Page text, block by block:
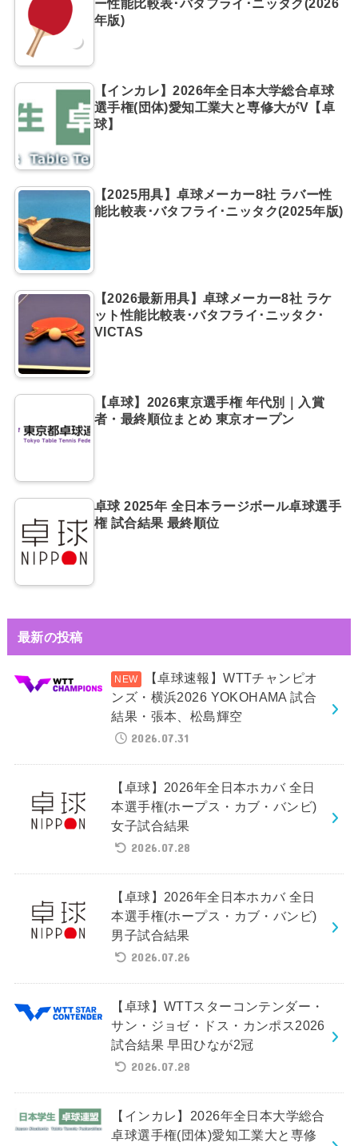
ー性能比較表･バタフライ･ニッタク(2026
年版)
【インカレ】2026年全日本大学総合卓球
選手権(団体)愛知工業大と専修大がV【卓
球】
【2025用具】卓球メーカー8社 ラバー性
能比較表･バタフライ･ニッタク(2025年版)
【2026最新用具】卓球メーカー8社 ラケ
ット性能比較表･バタフライ･ニッタク･
VICTAS
【卓球】2026東京選手権 年代別｜入賞
者・最終順位まとめ 東京オープン
卓球 2025年 全日本ラージボール卓球選手
権 試合結果 最終順位
最新の投稿
【卓球速報】WTTチャンピオ
ンズ・横浜2026 YOKOHAMA 試合
結果・張本、松島輝空
2026.07.31
【卓球】2026年全日本ホカバ 全日
本選手権(ホープス・カブ・バンビ)
女子試合結果
2026.07.28
【卓球】2026年全日本ホカバ 全日
本選手権(ホープス・カブ・バンビ)
男子試合結果
2026.07.26
【卓球】WTTスターコンテンダー・
サン・ジョゼ・ドス・カンポス2026
試合結果 早田ひなが2冠
2026.07.28
【インカレ】2026年全日本大学総合
卓球選手権(団体)愛知工業大と専修